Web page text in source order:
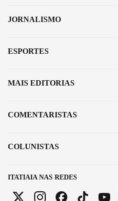
ITATIAIA NAS REDES
JORNALISMO
ESPORTES
MAIS EDITORIAS
COMENTARISTAS
COLUNISTAS